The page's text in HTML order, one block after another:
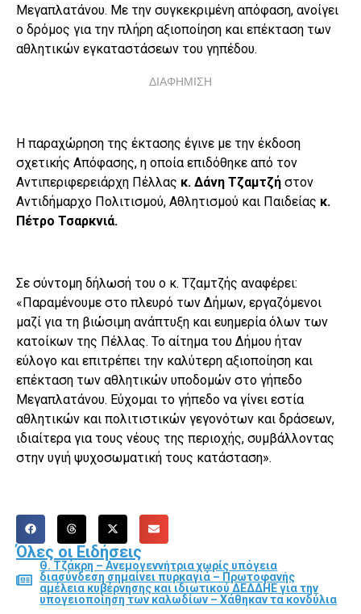
Μεγαπλατάνου. Με την συγκεκριμένη απόφαση, ανοίγει
ο δρόμος για την πλήρη αξιοποίηση και επέκταση των
αθλητικών εγκαταστάσεων του γηπέδου.
ΔΙΑΦΗΜΙΣΗ
Η παραχώρηση της έκτασης έγινε με την έκδοση
σχετικής Απόφασης, η οποία επιδόθηκε από τον
Αντιπεριφερειάρχη Πέλλας κ. Δάνη Τζαμτζή στον
Αντιδήμαρχο Πολιτισμού, Αθλητισμού και Παιδείας κ.
Πέτρο Τσαρκνιά.
Σε σύντομη δήλωσή του ο κ. Τζαμτζής αναφέρει:
«Παραμένουμε στο πλευρό των Δήμων, εργαζόμενοι
μαζί για τη βιώσιμη ανάπτυξη και ευημερία όλων των
κατοίκων της Πέλλας. Το αίτημα του Δήμου ήταν
εύλογο και επιτρέπει την καλύτερη αξιοποίηση και
επέκταση των αθλητικών υποδομών στο γήπεδο
Μεγαπλατάνου. Εύχομαι το γήπεδο να γίνει εστία
αθλητικών και πολιτιστικών γεγονότων και δράσεων,
ιδιαίτερα για τους νέους της περιοχής, συμβάλλοντας
στην υγιή ψυχοσωματική τους κατάσταση».
Όλες οι Ειδήσεις
Θ. Τζάκρη – Ανεμογεννήτρια χωρίς υπόγεια
διασύνδεση σημαίνει πυρκαγιά – Πρωτοφανής
αμέλεια κυβέρνησης και ιδιωτικού ΔΕΔΔΗΕ για την
υπογειοποίηση των καλωδίων – Χάθηκαν τα κονδύλια